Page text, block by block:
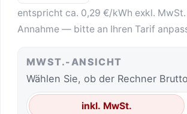
entspricht ca. 0,29 €/kWh exkl. MwSt.
Annahme — bitte an Ihren Tarif
MWST.-ANSICHT
Wählen Sie, ob der Rechner
inkl. MwSt.